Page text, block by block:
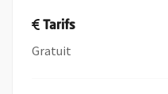
Tarifs
Gratuit